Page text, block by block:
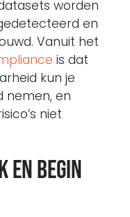
worden
en
Vanuit het
is dat
kun je
nemen, en
niet
begin